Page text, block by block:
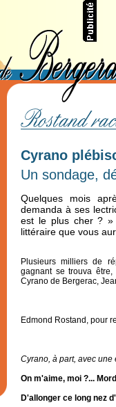
Cyrano
Un sondage,
Quelques mois
demanda à ses
est le plus cher ?
littéraire que vous
Plusieurs milliers de
gagnant se trouva
Cyrano de Bergerac,
Edmond Rostand, pour
Cyrano, à part, avec une
On m'aime, moi ?...
D'allonger ce long nez